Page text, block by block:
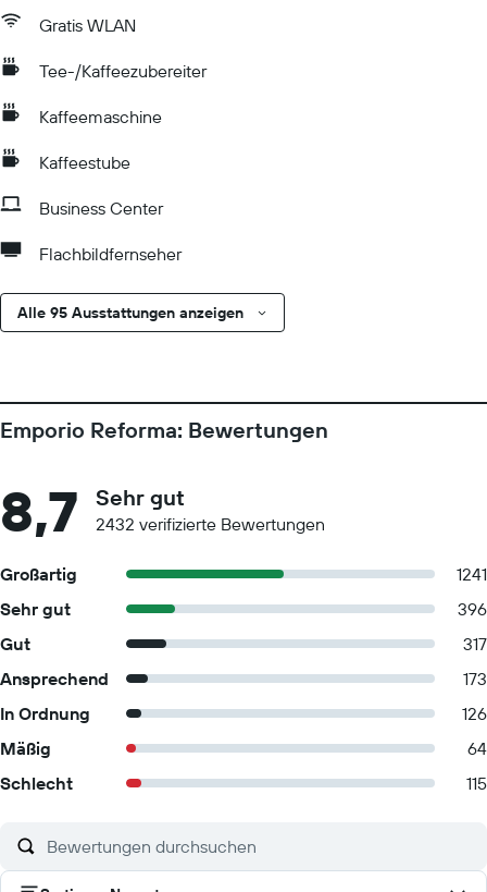
Gratis WLAN
Tee-/Kaffeezubereiter
Kaffeemaschine
Kaffeestube
Business Center
Flachbildfernseher
Alle 95 Ausstattungen anzeigen
Emporio Reforma: Bewertungen
8,7 Sehr gut
2432 verifizierte Bewertungen
Großartig
1241
Sehr gut
396
Gut
317
Ansprechend
173
In Ordnung
126
Mäßig
64
Schlecht
115